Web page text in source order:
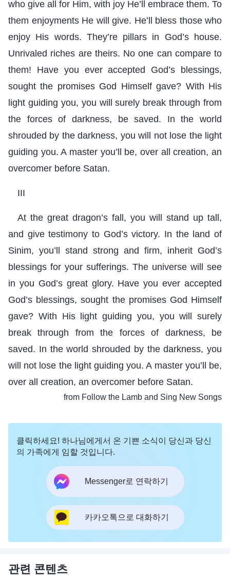
who give all for Him, with joy He’ll embrace them. To
them enjoyments He will give. He’ll bless those who
enjoy His words. They’re pillars in God’s house.
Unrivaled riches are theirs. No one can compare to
them! Have you ever accepted God’s blessings,
sought the promises God Himself gave? With His
light guiding you, you will surely break through from
the forces of darkness, be saved. In the world
shrouded by the darkness, you will not lose the light
guiding you. A master you’ll be, over all creation, an
overcomer before Satan.
III
At the great dragon’s fall, you will stand up tall,
and give testimony to God’s victory. In the land of
Sinim, you’ll stand strong and firm, inherit God’s
blessings for your sufferings. The universe will see
in you God’s great glory. Have you ever accepted
God’s blessings, sought the promises God Himself
gave? With His light guiding you, you will surely
break through from the forces of darkness, be
saved. In the world shrouded by the darkness, you
will not lose the light guiding you. A master you’ll be,
over all creation, an overcomer before Satan.
from Follow the Lamb and Sing New Songs
클릭하세요! 하나님에게서 온 기쁜 소식이 당신과 당신
의 가족에게 임할 것입니다.
Messenger로 연락하기
카카오톡으로 대화하기
관련 콘텐츠